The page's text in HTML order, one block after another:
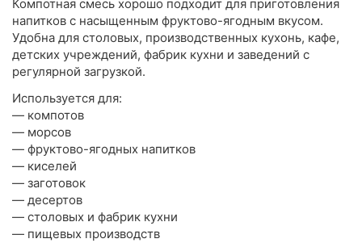
Компотная смесь хорошо подходит для приготовления
напитков с насыщенным фруктово-ягодным вкусом.
Удобна для столовых, производственных кухонь, кафе,
детских учреждений, фабрик кухни и заведений с
регулярной загрузкой.
Используется для:
— компотов
— морсов
— фруктово-ягодных напитков
— киселей
— заготовок
— десертов
— столовых и фабрик кухни
— пищевых производств